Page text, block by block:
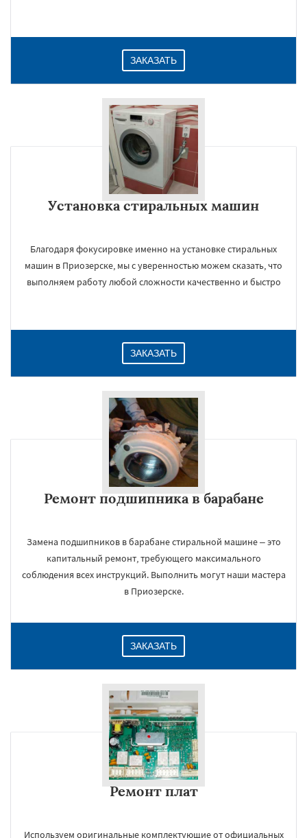
ЗАКАЗАТЬ
Установка стиральных машин
Благодаря фокусировке именно на установке стиральных
машин в Приозерске, мы с уверенностью можем сказать, что
выполняем работу любой сложности качественно и быстро
ЗАКАЗАТЬ
Ремонт подшипника в барабане
Замена подшипников в барабане стиральной машине – это
капитальный ремонт, требующего максимального
соблюдения всех инструкций. Выполнить могут наши мастера
в Приозерске.
ЗАКАЗАТЬ
Ремонт плат
Используем оригинальные комплектующие от официальных